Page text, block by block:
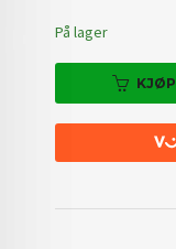
På lager
KJØP